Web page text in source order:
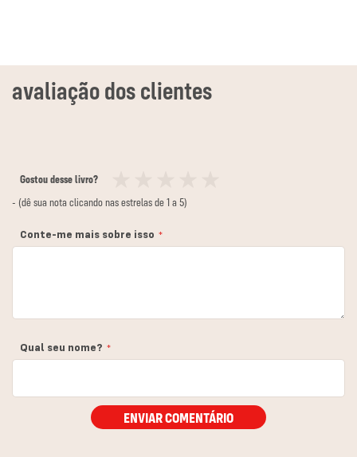
Gostou desse livro?
12
3
4
5
- (dê sua nota clicando nas estrelas de 1 a 5)
Conte-me mais sobre isso
Qual seu nome?
ENVIAR COMENTÁRIO